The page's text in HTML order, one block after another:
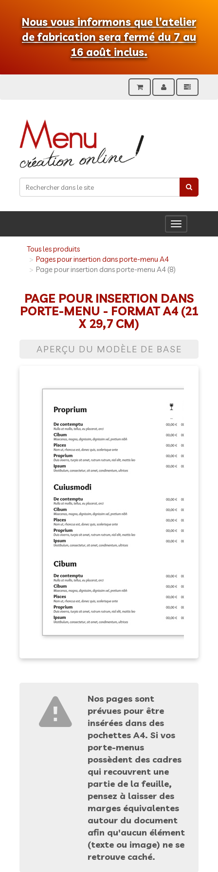
Nous vous informons que l’atelier
de fabrication sera fermé du 7 au
16 août inclus.
Toggle
navigation
Tous les produits
Pages pour insertion dans porte-menu A4
Page pour insertion dans porte-menu A4 (8)
PAGE POUR INSERTION DANS
PORTE-MENU - FORMAT A4 (21
X 29,7 CM)
APERÇU DU MODÈLE DE BASE
Nos pages sont
prévues pour être
insérées dans des
pochettes A4. Si vos
porte-menus
possèdent des cadres
qui recouvrent une
partie de la feuille,
pensez à laisser des
marges équivalentes
autour du document
afin qu'aucun élément
(texte ou image) ne se
retrouve caché.